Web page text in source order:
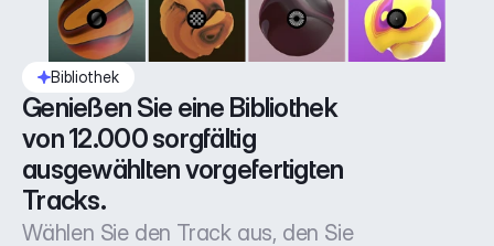
Bibliothek
Genießen Sie eine Bibliothek
von 12.000 sorgfältig
ausgewählten vorgefertigten
Tracks.
Wählen Sie den Track aus, den Sie